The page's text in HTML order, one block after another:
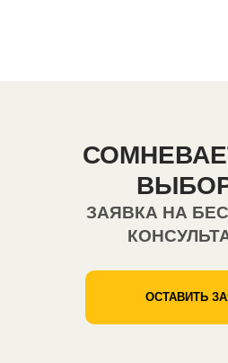
ЗАЯВКА НА
ОСТАВИТЬ